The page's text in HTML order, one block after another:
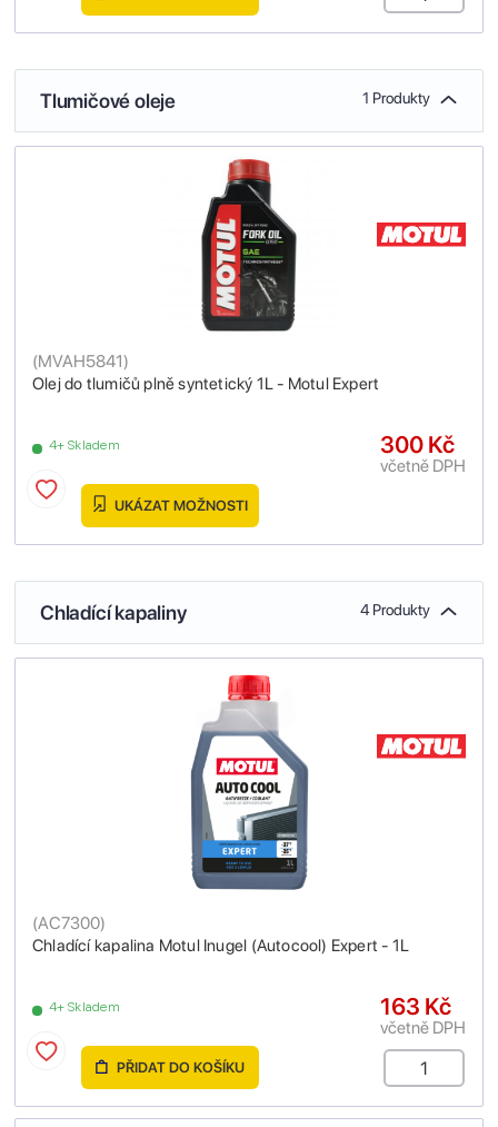
Tlumičové oleje 1 Produkty
Olej do tlumičů plně syntetický 1L - Motul Expert
(MVAH5841)
4+ Skladem 300 Kč
včetně DPH
UKÁZAT MOŽNOSTI
Chladící kapaliny 4 Produkty
Chladící kapalina Motul Inugel (Autocool) Expert - 1L
(AC7300)
4+ Skladem 163 Kč
včetně DPH
PŘIDAT DO KOŠÍKU